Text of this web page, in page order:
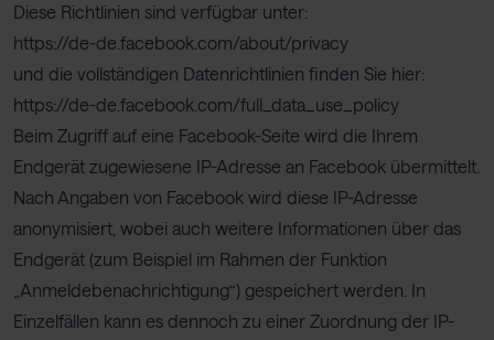
Diese Richtlinien sind verfügbar unter:
https://de-de.facebook.com/about/privacy
und die vollständigen Datenrichtlinien finden Sie hier:
https://de-de.facebook.com/full_data_use_policy
Beim Zugriff auf eine Facebook-Seite wird die Ihrem
Endgerät zugewiesene IP-Adresse an Facebook übermittelt.
Nach Angaben von Facebook wird diese IP-Adresse
anonymisiert, wobei auch weitere Informationen über das
Endgerät (zum Beispiel im Rahmen der Funktion
„Anmeldebenachrichtigung“) gespeichert werden. In
Einzelfällen kann es dennoch zu einer Zuordnung der IP-